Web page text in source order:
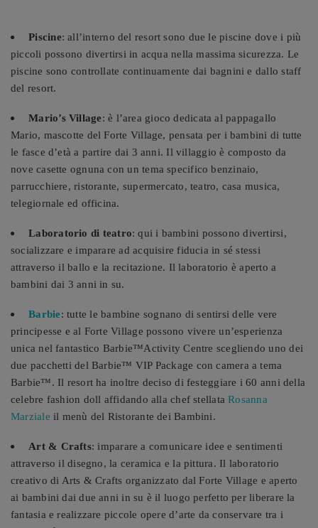
Piscine: all’interno del resort sono due le piscine dove i più
piccoli possono divertirsi in acqua nella massima sicurezza. Le
piscine sono controllate continuamente dai bagnini e dallo staff
del resort.
Mario’s Village: è l’area gioco dedicata al pappagallo
Mario, mascotte del Forte Village, pensata per i bambini di tutte
le fasce d’età a partire dai 3 anni. Il villaggio è composto da
nove casette ognuna con un tema specifico benzinaio,
parrucchiere, ristorante, supermercato, teatro, casa musica,
telegiornale ed officina.
Laboratorio di teatro: qui i bambini possono divertirsi,
socializzare e imparare ad acquisire fiducia in sé stessi
attraverso il ballo e la recitazione. Il laboratorio è aperto a
bambini dai 3 anni in su.
Barbie: tutte le bambine sognano di sentirsi delle vere
principesse e al Forte Village possono vivere un’esperienza
unica nel fantastico Barbie™Activity Centre scegliendo uno dei
due pacchetti del Barbie™ VIP Package con camera a tema
Barbie™. Il resort ha inoltre deciso di festeggiare i 60 anni della
celebre fashion doll affidando alla chef stellataRosanna
Marziale il menù del Ristorante dei Bambini.
Art & Crafts: imparare a comunicare idee e sentimenti
attraverso il disegno, la ceramica e la pittura. Il laboratorio
creativo di Arts & Crafts organizzato dal Forte Village e aperto
ai bambini dai due anni in su è il luogo perfetto per liberare la
fantasia e realizzare piccole opere d’arte da conservare tra i